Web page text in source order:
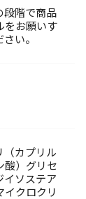
段階で商品
をお願いす
い。
（カプリル
酸）グリセ
イソステア
イクロクリ